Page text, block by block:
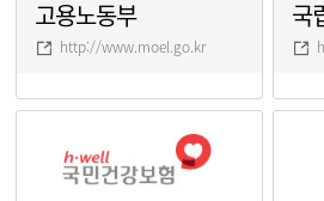
고용노동부
http://www.moel.go.kr
국